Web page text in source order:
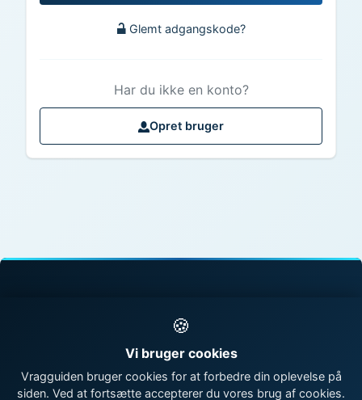
Glemt adgangskode?
Har du ikke en konto?
Opret bruger
vragdatabase
| Om Vragguiden
🍪
Vi bruger cookies
Vragguiden bruger cookies for at forbedre din oplevelse på
siden. Ved at fortsætte accepterer du vores brug af cookies.